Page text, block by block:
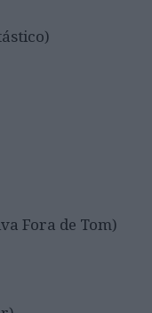
Fora de Tom)